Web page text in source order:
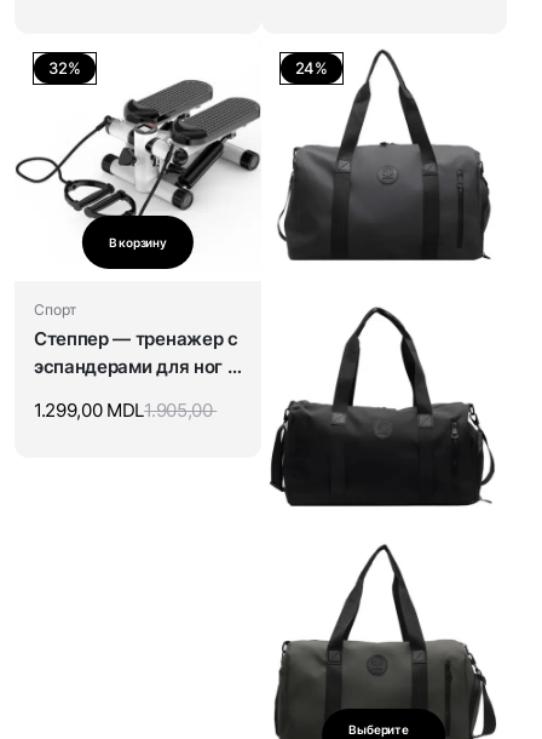
32%
В корзину
Спорт
Степпер — тренажер с
эспандерами для ног и
1.905,00
1.299,00 MDL
24%
Выберите